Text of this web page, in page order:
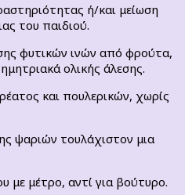
ή/και μείωση
του παιδιού.
φυτικών ινών από φρούτα,
ολικής άλεσης.
και πουλερικών, χωρίς
ψαριών τουλάχιστον μια
με μέτρο, αντί για βούτυρο.